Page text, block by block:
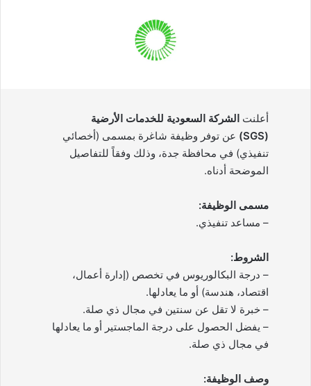
أعلنت الشركة السعودية للخدمات الأرضية
(SGS)
عن توفر وظيفة شاغرة بمسمى (أخصائي
تنفيذي) في محافظة جدة، وذلك وفقاً للتفاصيل
الموضحة أدناه.
مسمى الوظيفة:
– مساعد تنفيذي.
الشروط:
– درجة البكالوريوس في تخصص (إدارة أعمال،
اقتصاد، هندسة) أو ما يعادلها.
– خبرة لا تقل عن سنتين في مجال ذي صلة.
– يفضل الحصول على درجة الماجستير أو ما يعادلها
في مجال ذي صلة.
وصف الوظيفة: